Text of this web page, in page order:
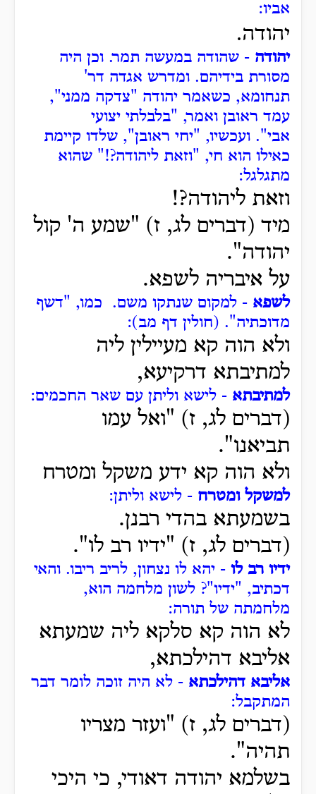
אביו:
יהודה.
יהודה - שהודה במעשה תמר. וכן היה
מסורת בידיהם. ומדרש אגדה דר'
תנחומא, כשאמר יהודה "צדקה ממני",
עמד ראובן ואמר, "בלבלתי יצועי
אבי". ועכשיו, "יחי ראובן", שלדו קיימת
כאילו הוא חי, "וזאת ליהודה?!" שהוא
מתגלגל:
וזאת ליהודה?!
מיד (דברים לג, ז) "שמע ה' קול
יהודה".
על איבריה לשפא.
לשפא - למקום שנתקו משם. כמו, "דשף
מדוכתיה". (חולין דף מב):
ולא הוה קא מעיילין ליה
למתיבתא דרקיעא,
למתיבתא - לישא וליתן עם שאר החכמים:
(דברים לג, ז) "ואל עמו
תביאנו".
ולא הוה קא ידע משקל ומטרח
למשקל ומטרח - לישא וליתן:
בשמעתא בהדי רבנן.
(דברים לג, ז) "ידיו רב לו".
ידיו רב לו - יהא לו נצחון, לריב ריבו. והאי
דכתיב, "ידיו"? לשון מלחמה הוא,
מלחמתה של תורה:
לא הוה קא סלקא ליה שמעתא
אליבא דהילכתא,
אליבא דהילכתא - לא היה זוכה לומר דבר
המתקבל:
(דברים לג, ז) "ועזר מצריו
תהיה".
בשלמא יהודה דאודי, כי היכי